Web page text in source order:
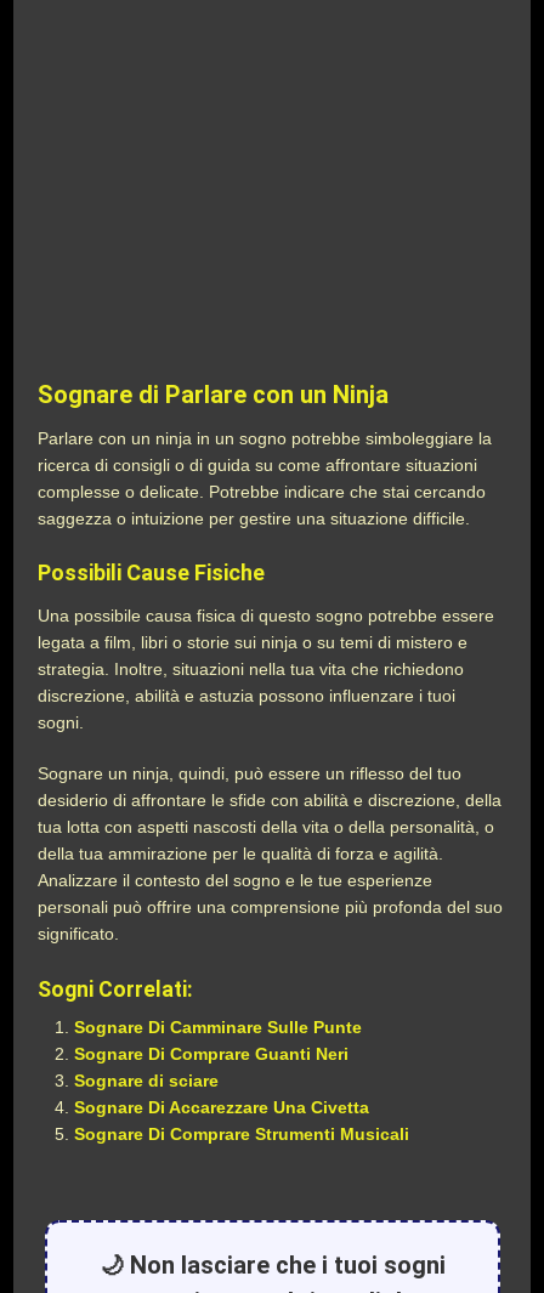
Sognare di Parlare con un Ninja
Parlare con un ninja in un sogno potrebbe simboleggiare la
ricerca di consigli o di guida su come affrontare situazioni
complesse o delicate. Potrebbe indicare che stai cercando
saggezza o intuizione per gestire una situazione difficile.
Possibili Cause Fisiche
Una possibile causa fisica di questo sogno potrebbe essere
legata a film, libri o storie sui ninja o su temi di mistero e
strategia. Inoltre, situazioni nella tua vita che richiedono
discrezione, abilità e astuzia possono influenzare i tuoi
sogni.
Sognare un ninja, quindi, può essere un riflesso del tuo
desiderio di affrontare le sfide con abilità e discrezione, della
tua lotta con aspetti nascosti della vita o della personalità, o
della tua ammirazione per le qualità di forza e agilità.
Analizzare il contesto del sogno e le tue esperienze
personali può offrire una comprensione più profonda del suo
significato.
Sogni Correlati:
Sognare Di Camminare Sulle Punte
Sognare Di Comprare Guanti Neri
Sognare di sciare
Sognare Di Accarezzare Una Civetta
Sognare Di Comprare Strumenti Musicali
🌙 Non lasciare che i tuoi sogni